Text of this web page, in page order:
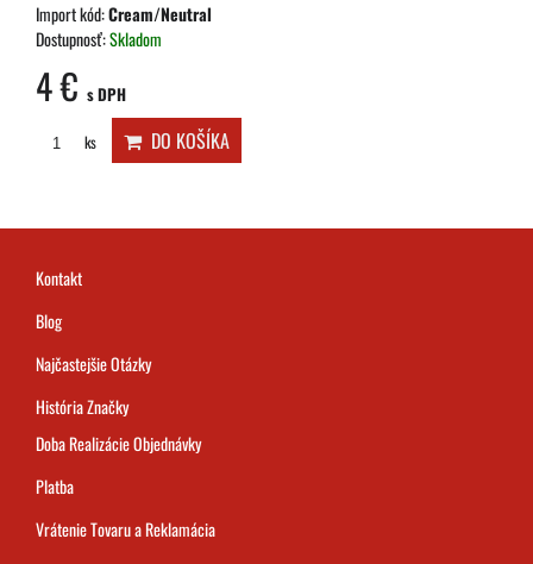
Import kód:Cream/Neutral
Dostupnosť:Skladom
4 € s DPH
ks DO KOŠÍKA
Kontakt
Blog
Najčastejšie Otázky
História Značky
Doba Realizácie Objednávky
Platba
Vrátenie Tovaru a Reklamácia